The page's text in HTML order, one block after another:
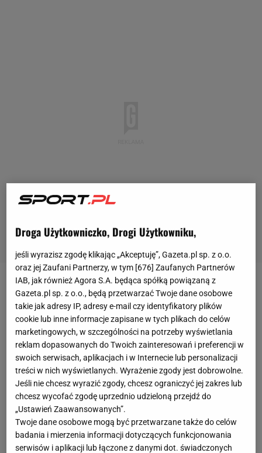
Piątekw sobotnim meczu zAugsburgiemznów
wszedł na boisko dopiero w 64. minucie spotkania.
Swoją okazję dostał dopiero w 93. minucie - Hertha
Berlin wyprowadziła kontratak, Vladimir Darida podał
doPiątka, który pewnie pokonał bramkarza
Augsburga. Ten golbył pierwszym ligowym
trafieniem Polaka z gry w Bundeslidze . Co ciekawe,
czekał na nie aż 377 dni! Poprzedni raz gola z akcji
zdobył 19maja2019 roku jeszcze w barwach Milanu
przeciwko Frosinone (2:0).
Droga Użytkowniczko, Drogi Użytkowniku,
jeśli wyrazisz zgodę klikając „Akceptuję”, Gazeta.pl sp. z o.o.
oraz jej Zaufani Partnerzy, w tym [676] Zaufanych Partnerów
IAB, jak również Agora S.A. będąca spółką powiązaną z
Gazeta.pl sp. z o.o., będą przetwarzać Twoje dane osobowe
takie jak adresy IP, adresy e-mail czy identyfikatory plików
cookie lub inne informacje zapisane w tych plikach do celów
marketingowych, w szczególności na potrzeby wyświetlania
reklam dopasowanych do Twoich zainteresowań i preferencji w
swoich serwisach, aplikacjach i w Internecie lub personalizacji
treści w nich wyświetlanych. Wyrażenie zgody jest dobrowolne.
Jeśli nie chcesz wyrazić zgody, chcesz ograniczyć jej zakres lub
chcesz wycofać zgodę uprzednio udzieloną przejdź do
„Ustawień Zaawansowanych”.
Twoje dane osobowe mogą być przetwarzane także do celów
badania i mierzenia informacji dotyczących funkcjonowania
serwisów i aplikacji lub łączone z danymi dot. świadczonych